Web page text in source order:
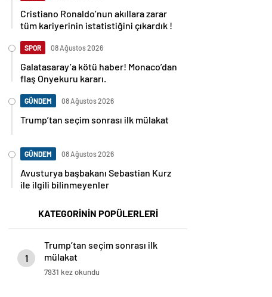
Cristiano Ronaldo’nun akıllara zarar
tüm kariyerinin istatistiğini çıkardık !
SPOR 08 Ağustos 2026
Galatasaray’a kötü haber! Monaco’dan
flaş Onyekuru kararı.
GÜNDEM 08 Ağustos 2026
Trump’tan seçim sonrası ilk mülakat
GÜNDEM 08 Ağustos 2026
Avusturya başbakanı Sebastian Kurz
ile ilgili bilinmeyenler
KATEGORİNİN POPÜLERLERİ
1
Trump’tan seçim sonrası ilk
mülakat
7931 kez okundu